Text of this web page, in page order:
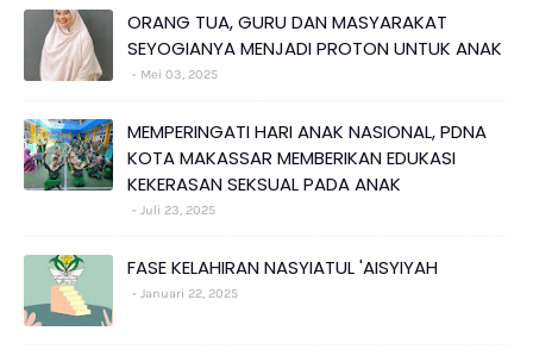
ORANG TUA, GURU DAN MASYARAKAT
SEYOGIANYA MENJADI PROTON UNTUK ANAK
Mei 03, 2025
MEMPERINGATI HARI ANAK NASIONAL, PDNA
KOTA MAKASSAR MEMBERIKAN EDUKASI
KEKERASAN SEKSUAL PADA ANAK
Juli 23, 2025
FASE KELAHIRAN NASYIATUL 'AISYIYAH
Januari 22, 2025